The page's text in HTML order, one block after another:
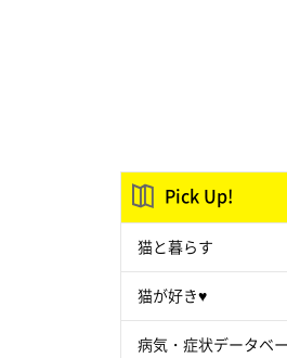
Pick Up!
猫と暮らす
猫が好き♥
病気・症状データベ